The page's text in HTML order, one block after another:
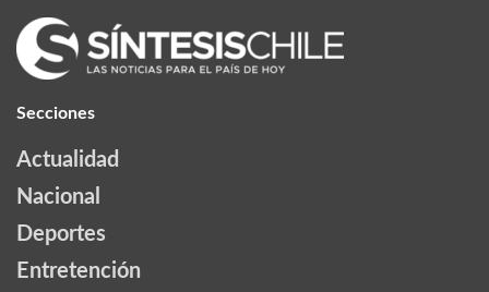
Secciones
Actualidad
Nacional
Deportes
Entretención